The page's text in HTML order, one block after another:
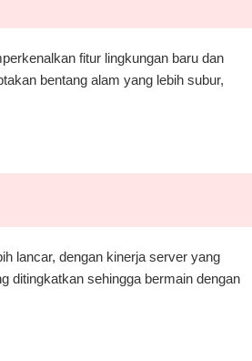
fitur lingkungan baru dan
bentang alam yang lebih subur,
lancar, dengan kinerja server yang
ditingkatkan sehingga bermain dengan